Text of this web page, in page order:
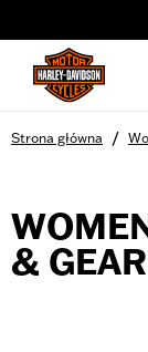
Strona główna /
& GEAR